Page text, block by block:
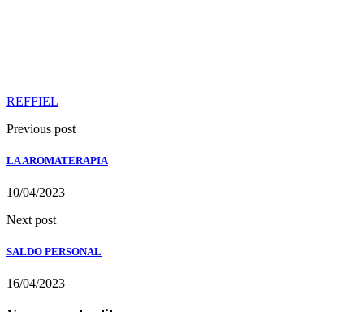
REFFIEL
Previous post
LA AROMATERAPIA
10/04/2023
Next post
SALDO PERSONAL
16/04/2023